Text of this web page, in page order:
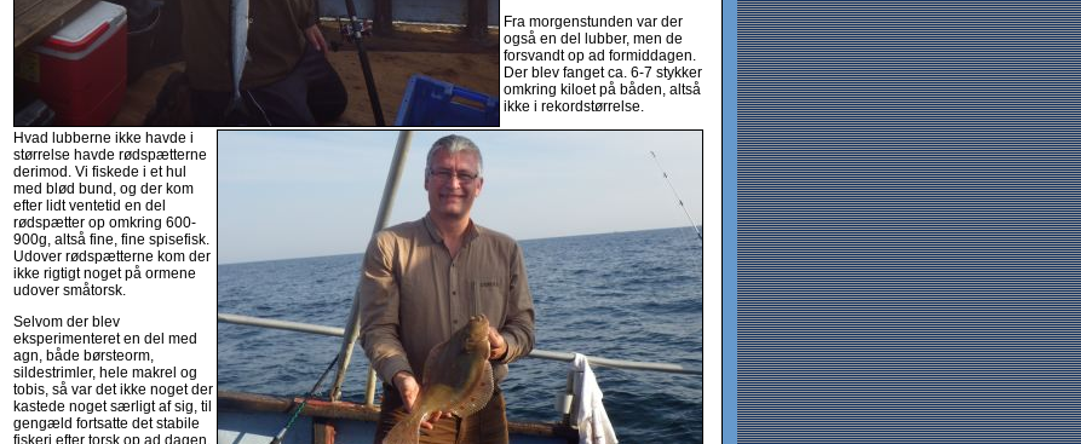
Fra morgenstunden var der
også en del lubber, men de
forsvandt op ad formiddagen.
Der blev fanget ca. 6-7 stykker
omkring kiloet på båden, altså
ikke i rekordstørrelse.
Hvad lubberne ikke havde i
størrelse havde rødspætterne
derimod. Vi fiskede i et hul
med blød bund, og der kom
efter lidt ventetid en del
rødspætter op omkring 600-
900g, altså fine, fine spisefisk.
Udover rødspætterne kom der
ikke rigtigt noget på ormene
udover småtorsk.
Selvom der blev
eksperimenteret en del med
agn, både børsteorm,
sildestrimler, hele makrel og
tobis, så var det ikke noget der
kastede noget særligt af sig, til
gengæld fortsatte det stabile
fiskeri efter torsk op ad dagen,